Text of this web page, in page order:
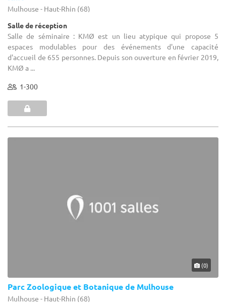
Mulhouse - Haut-Rhin (68)
Salle de réception
Salle de séminaire : KMØ est un lieu atypique qui propose 5
espaces modulables pour des événements d'une capacité
d'accueil de 655 personnes. Depuis son ouverture en février 2019,
KMØ a ...
1-300
(0)
Parc Zoologique et Botanique de Mulhouse
Mulhouse - Haut-Rhin (68)